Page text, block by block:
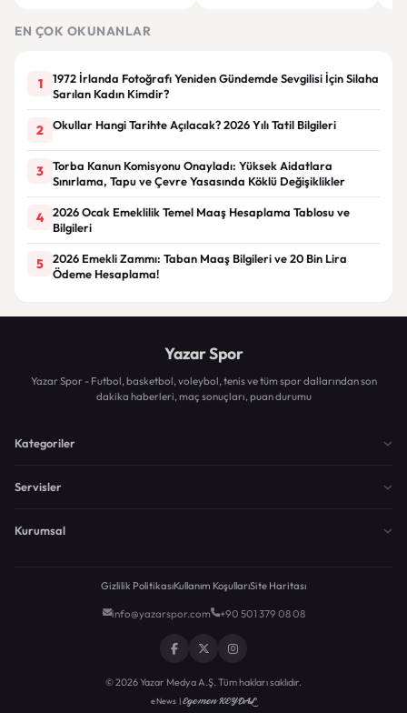
EN ÇOK OKUNANLAR
1
1972 İrlanda Fotoğrafı Yeniden Gündemde Sevgilisi İçin Silaha
Sarılan Kadın Kimdir?
2 Okullar Hangi Tarihte Açılacak? 2026 Yılı Tatil Bilgileri
3
Torba Kanun Komisyonu Onayladı: Yüksek Aidatlara
Sınırlama, Tapu ve Çevre Yasasında Köklü Değişiklikler
4
2026 Ocak Emeklilik Temel Maaş Hesaplama Tablosu ve
Bilgileri
5
2026 Emekli Zammı: Taban Maaş Bilgileri ve 20 Bin Lira
Ödeme Hesaplama!
Yazar Spor
Yazar Spor - Futbol, basketbol, voleybol, tenis ve tüm spor dallarından son
dakika haberleri, maç sonuçları, puan durumu
Kategoriler
Servisler
Kurumsal
Gizlilik PolitikasıKullanım KoşullarıSite Haritası
info@yazarspor.com +90 501 379 08 08
© 2026 Yazar Medya A.Ş. Tüm hakları saklıdır.
eNews |Egemen KEYDAL